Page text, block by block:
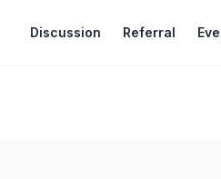
Discussion Referral